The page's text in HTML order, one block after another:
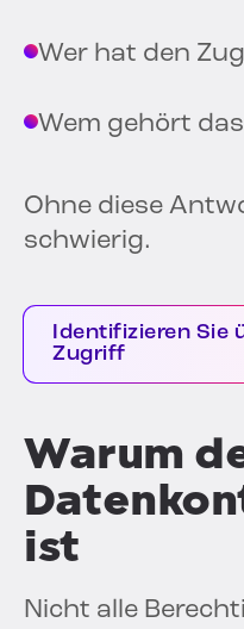
Wer hat den
Wem gehört
Ohne diese
schwierig.
Identifizieren Sie
Zugriff
Warum
ist
Nicht alle